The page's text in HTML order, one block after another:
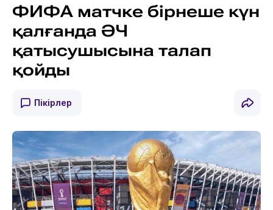
ФИФА матчке бірнеше күн
қалғанда ӘЧ
қатысушысына талап
қойды
Пікірлер